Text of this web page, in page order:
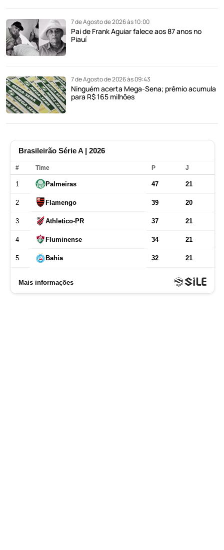
7 de Agosto de 2026 às 10:00
Pai de Frank Aguiar falece aos 87 anos no
Piauí
7 de Agosto de 2026 às 09:43
Ninguém acerta Mega-Sena; prêmio acumula
para R$ 165 milhões